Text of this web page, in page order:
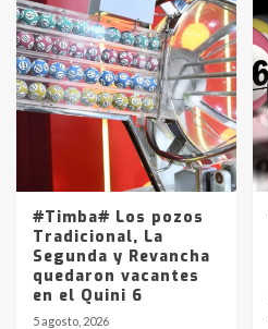
#Timba# Los pozos
Tradicional, La
Segunda y Revancha
quedaron vacantes
en el Quini 6
5 agosto, 2026